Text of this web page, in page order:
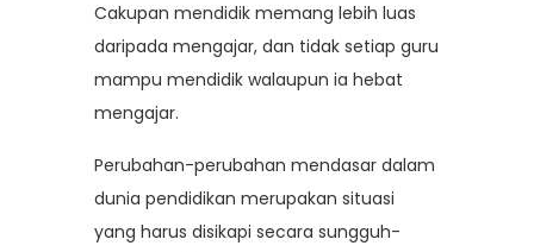
Cakupan mendidik memang lebih luas
daripada mengajar, dan tidak setiap guru
mampu mendidik walaupun ia hebat
mengajar.
Perubahan-perubahan mendasar dalam
dunia pendidikan merupakan situasi
yang harus disikapi secara sungguh-